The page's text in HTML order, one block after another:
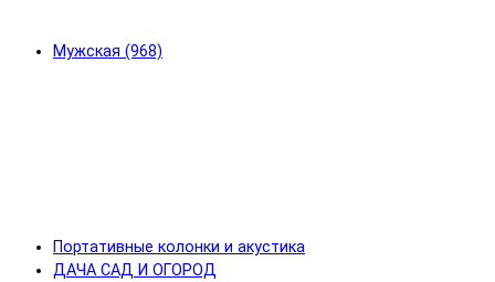
Мужская (968)
Портативные колонки и акустика
ДАЧА САД И ОГОРОД